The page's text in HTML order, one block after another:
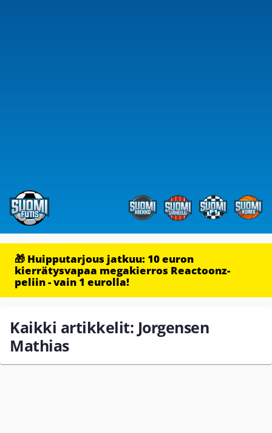
🎁 Huipputarjous jatkuu: 10 euron
kierrätysvapaa megakierros Reactoonz-
peliin - vain 1 eurolla!
Kaikki artikkelit: Jorgensen
Mathias